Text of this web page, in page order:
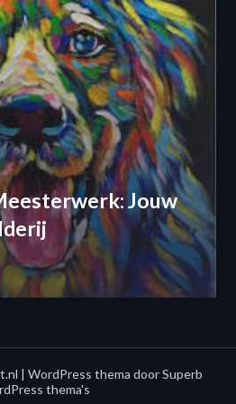
Jouw
| WordPress thema doorSuperb
thema's